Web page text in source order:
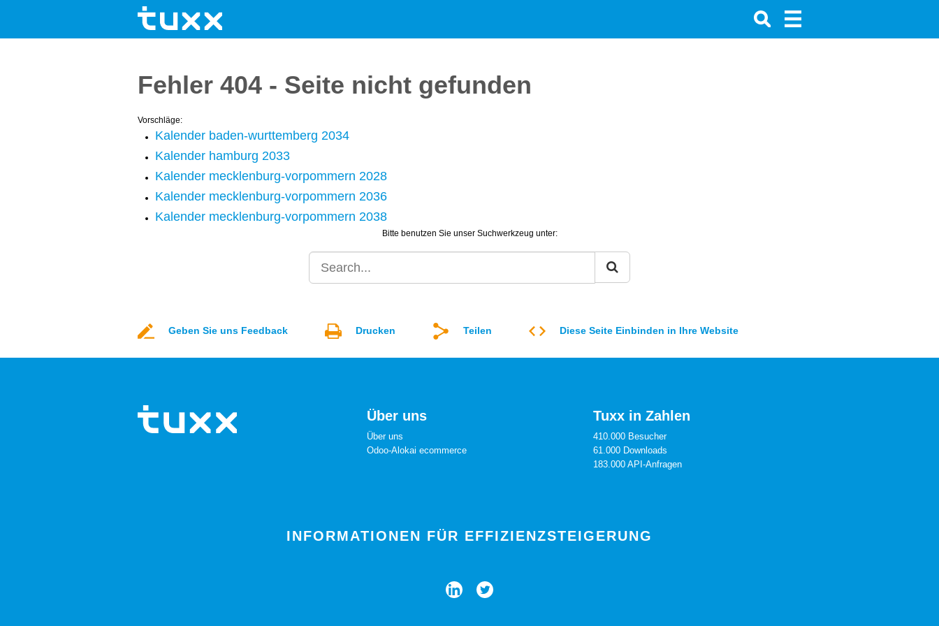
Fehler 404 - Seite nicht gefunden
Vorschläge:
Kalender baden-wurttemberg 2034
Kalender hamburg 2033
Kalender mecklenburg-vorpommern 2028
Kalender mecklenburg-vorpommern 2036
Kalender mecklenburg-vorpommern 2038
Bitte benutzen Sie unser Suchwerkzeug unter:
Geben Sie uns Feedback Drucken Teilen Diese Seite Einbinden in Ihre Website
Über uns
Über uns
Odoo-Alokai ecommerce
Tuxx in Zahlen
410.000 Besucher
61.000 Downloads
183.000 API-Anfragen
INFORMATIONEN FÜR EFFIZIENZSTEIGERUNG